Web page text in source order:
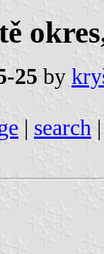
25 by
| search